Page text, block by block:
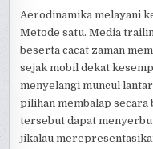
Aerodinamika melayani
Metode satu. Media
beserta cacat zaman
sejak mobil dekat
menyelangi muncul
pilihan membalap
tersebut dapat
jikalau